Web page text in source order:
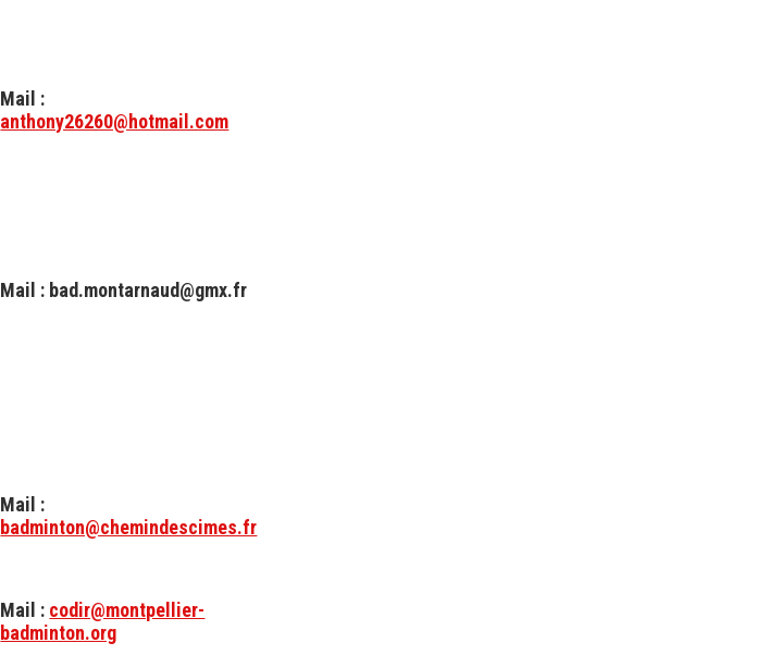
Mail :
anthony26260@hotmail.com
Mail : bad.montarnaud@gmx.fr
Mail :
badminton@chemindescimes.fr
Mail : codir@montpellier-
badminton.org